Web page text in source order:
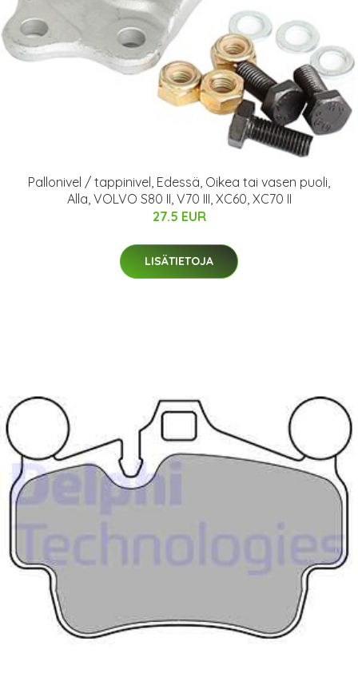
Pallonivel / tappinivel, Edessä, Oikea tai vasen puoli,
Alla, VOLVO S80 II, V70 III, XC60, XC70 II
27.5 EUR
LISÄTIETOJA